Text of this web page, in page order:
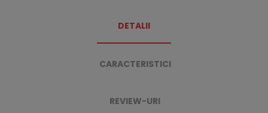
DETALII
CARACTERISTICI
REVIEW-URI